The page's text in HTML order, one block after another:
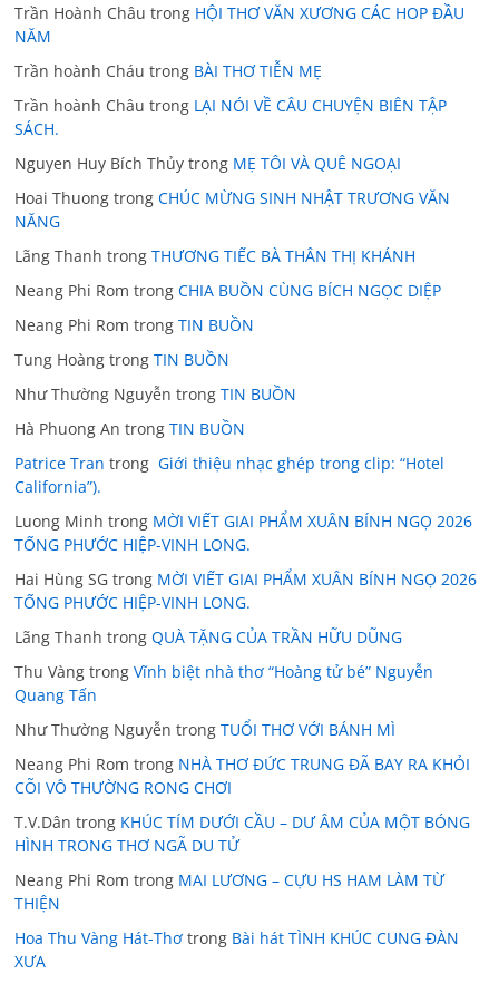
Trần Hoành Châu trong HỘI THƠ VĂN XƯƠNG CÁC HOP ĐẦU
NĂM
Trần hoành Cháu trong BÀI THƠ TIỄN MẸ
Trần hoành Châu trong LẠI NÓI VỀ CÂU CHUYỆN BIÊN TẬP
SÁCH.
Nguyen Huy Bích Thủy trong MẸ TÔI VÀ QUÊ NGOẠI
Hoai Thuong trongCHÚC MỪNG SINH NHẬT TRƯƠNG VĂN
NĂNG
Lãng Thanh trongTHƯƠNG TIẾC BÀ THÂN THỊ KHÁNH
Neang Phi Rom trongCHIA BUỒN CÙNG BÍCH NGỌC DIỆP
Neang Phi Rom trongTIN BUỒN
Tung Hoàng trongTIN BUỒN
Như Thường Nguyễn trongTIN BUỒN
Hà Phuong An trongTIN BUỒN
Patrice Tran trong Giới thiệu nhạc ghép trong clip: “Hotel
California”).
Luong Minh trong MỜI VIẾT GIAI PHẨM XUÂN BÍNH NGỌ 2026
TỐNG PHƯỚC HIỆP-VINH LONG.
Hai Hùng SG trong MỜI VIẾT GIAI PHẨM XUÂN BÍNH NGỌ 2026
TỐNG PHƯỚC HIỆP-VINH LONG.
Lãng Thanh trongQUÀ TẶNG CỦA TRẦN HỮU DŨNG
Thu Vàng trongVĩnh biệt nhà thơ “Hoàng tử bé” Nguyễn
Quang Tấn
Như Thường Nguyễn trongTUỔI THƠ VỚI BÁNH MÌ
Neang Phi Rom trong NHÀ THƠ ĐỨC TRUNG ĐÃ BAY RA KHỎI
CÕI VÔ THƯỜNG RONG CHƠI
T.V.Dân trong KHÚC TÍM DƯỚI CẦU – DƯ ÂM CỦA MỘT BÓNG
HÌNH TRONG THƠ NGÃ DU TỬ
Neang Phi Rom trong MAI LƯƠNG – CỰU HS HAM LÀM TỪ
THIỆN
Hoa Thu Vàng Hát-Thơ trong Bài hát TÌNH KHÚC CUNG ĐÀN
XƯA